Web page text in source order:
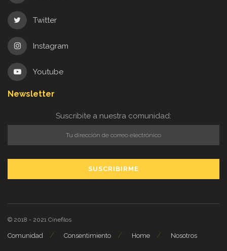
Twitter
Instagram
Youtube
Newsletter
Suscribite a nuestra comunidad:
© 2018 - 2021 Cinefilos
Comunidad Consentimiento Home Nosotros